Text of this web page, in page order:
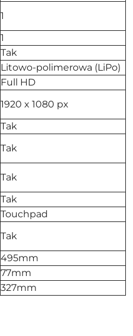
1
1
Tak
Litowo-polimerowa (LiPo)
Full HD
1920 x 1080 px
Tak
Tak
Tak
Tak
Touchpad
Tak
495mm
77mm
327mm